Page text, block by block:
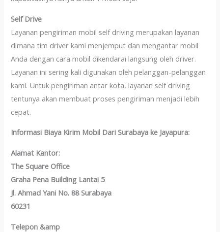
Self Drive
Layanan pengiriman mobil self driving merupakan layanan
dimana tim driver kami menjemput dan mengantar mobil
Anda dengan cara mobil dikendarai langsung oleh driver.
Layanan ini sering kali digunakan oleh pelanggan-pelanggan
kami. Untuk pengiriman antar kota, layanan self driving
tentunya akan membuat proses pengiriman menjadi lebih
cepat.
Informasi Biaya Kirim Mobil Dari Surabaya ke Jayapura:
Alamat Kantor:
The Square Office
Graha Pena Building Lantai 5
Jl. Ahmad Yani No. 88 Surabaya
60231
Telepon &amp